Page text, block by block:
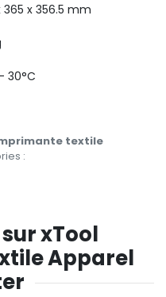
365 x 356.5 mm
30°C
textile
:
xTool
Apparel